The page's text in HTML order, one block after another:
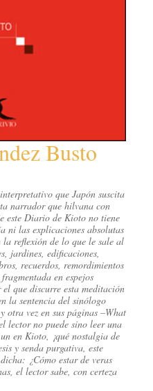
Busto
que Japón suscita
narrador que hilvana con
este Diario de Kioto no tiene
ni las explicaciones absolutas
la reflexión de lo que le sale al
jardines, edificaciones,
recuerdos, remordimientos
en espejos
que discurre esta meditación
la sentencia del sinólogo
otra vez en sus páginas –What
lector no puede sino leer una
en Kioto, ¡qué nostalgia de
y senda purgativa, este
¿Cómo estar de veras
el lector sabe, con certeza